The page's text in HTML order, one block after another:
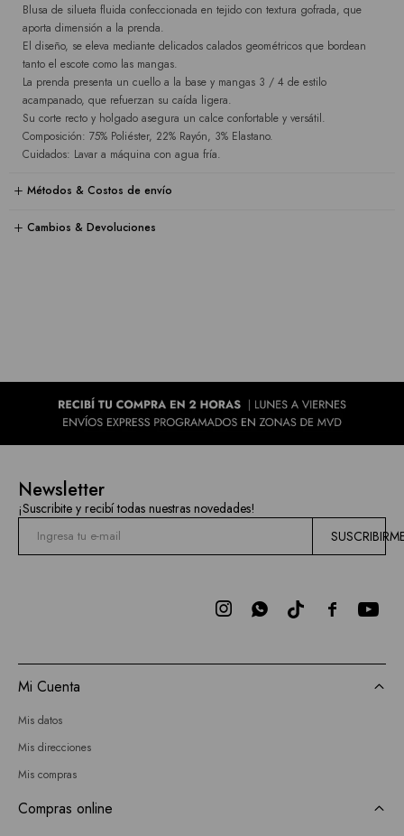
Blusa de silueta fluida confeccionada en tejido con textura gofrada, que
aporta dimensión a la prenda.
El diseño, se eleva mediante delicados calados geométricos que bordean
tanto el escote como las mangas.
La prenda presenta un cuello a la base y mangas 3 / 4 de estilo
acampanado, que refuerzan su caída ligera.
Su corte recto y holgado asegura un calce confortable y versátil.
Composición: 75% Poliéster, 22% Rayón, 3% Elastano.
Cuidados: Lavar a máquina con agua fría.
Métodos & Costos de envío
Cambios & Devoluciones
Newsletter
¡Suscribite y recibí todas nuestras novedades!

 
Mi Cuenta
Mis datos
Mis direcciones
Mis compras
Compras online